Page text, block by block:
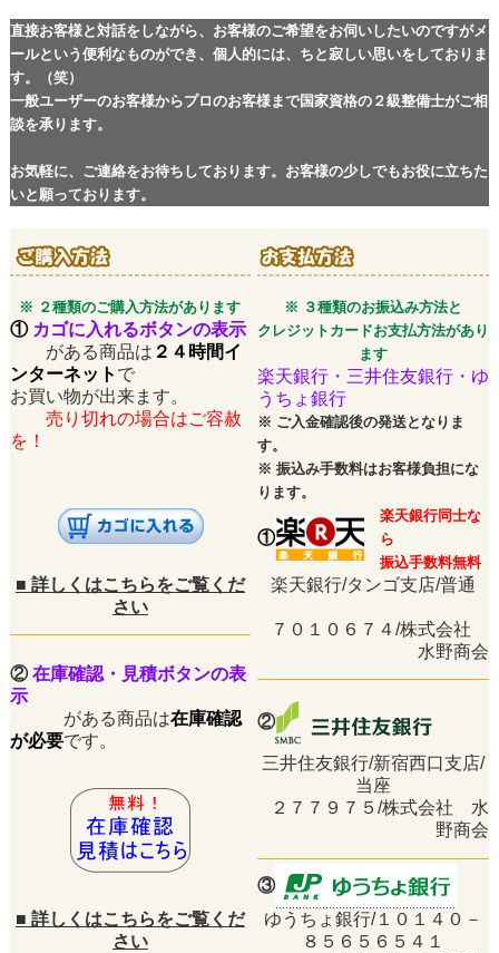
直接お客様と対話をしながら、お客様のご希望をお伺いしたいのですがメ
ールという便利なものができ、個人的には、ちと寂しい思いをしておりま
す。（笑）
一般ユーザーのお客様からプロのお客様まで国家資格の２級整備士がご相
談を承ります。
お気軽に、ご連絡をお待ちしております。お客様の少しでもお役に立ちた
いと願っております。
※ ２種類のご購入方法があります
※ ３種類のお振込み方法と
クレジットカードお支払方法があり
ます
① カゴに入れるボタンの表示
がある商品は ２４時間イ
ンターネット で
お買い物が出来ます。
売り切れの場合はご容赦
を！
楽天銀行・三井住友銀行・ゆ
うちょ銀行
※ ご入金確認後の発送となりま
す。
※ 振込み手数料はお客様負担にな
ります。
①
楽天銀行同士な
ら
振込手数料無料
■ 詳しくはこちらをご覧くだ
さい
楽天銀行/タンゴ支店/普通
７０１０６７４/株式会社
水野商会
②在庫確認・見積ボタンの表
示
がある商品は在庫確認
が必要です。
②
三井住友銀行/新宿西口支店/
当座
２７７９７５/株式会社 水
野商会
③
■ 詳しくはこちらをご覧くだ
さい
ゆうちょ銀行/１０１４０－
８５６５６５４１